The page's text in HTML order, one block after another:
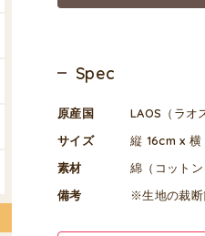
Spec
原産国
LAOS（ラオ
サイズ
縦 16cm x
素材
綿（コットン
備考
※生地の裁断